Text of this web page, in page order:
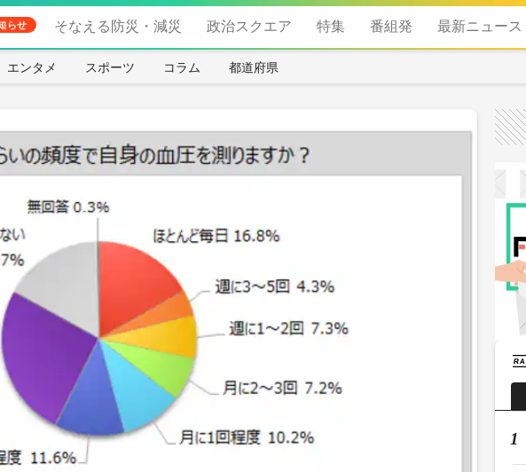
らせ そなえる防災・減災 政治スクエア 特集 番組発 最新ニュース
エンタメ スポーツ コラム 都道府県